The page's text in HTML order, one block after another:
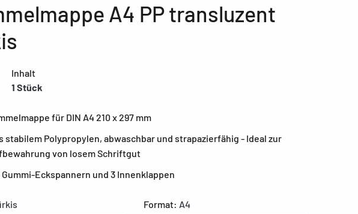
A4 PP transluzent
Inhalt
1 Stück
für DIN A4 210 x 297 mm
stabilem Polypropylen, abwaschbar und strapazierfähig - Ideal zur
von losem Schriftgut
Gummi-Eckspannern und 3 Innenklappen
Format: A4